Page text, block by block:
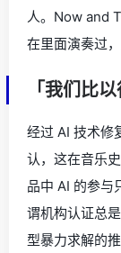
人。Now and
在里面演奏过
「我们比
经过 AI 技术修
认，这在音乐
品中 AI 的参与
谓机构认证总
型暴力求解的